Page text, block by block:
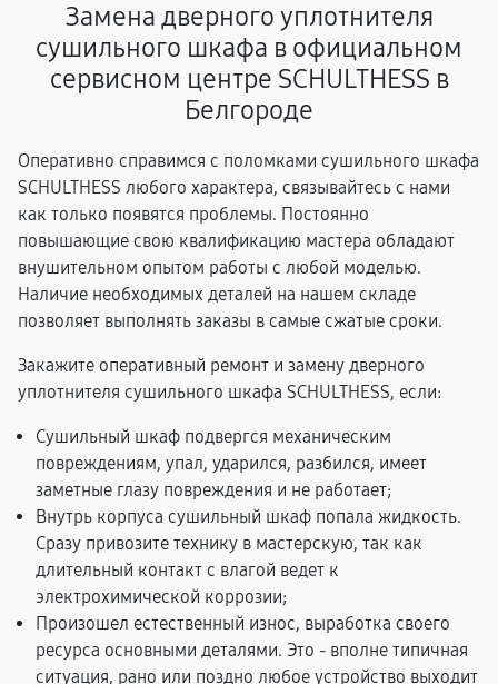
Замена дверного уплотнителя
сушильного шкафа в официальном
сервисном центре SCHULTHESS в
Белгороде
Оперативно справимся с поломками сушильного шкафа
SCHULTHESS любого характера, связывайтесь с нами
как только появятся проблемы. Постоянно
повышающие свою квалификацию мастера обладают
внушительном опытом работы с любой моделью.
Наличие необходимых деталей на нашем складе
позволяет выполнять заказы в самые сжатые сроки.
Закажите оперативный ремонт и замену дверного
уплотнителя сушильного шкафа SCHULTHESS, если:
Сушильный шкаф подвергся механическим
повреждениям, упал, ударился, разбился, имеет
заметные глазу повреждения и не работает;
Внутрь корпуса сушильный шкаф попала жидкость.
Сразу привозите технику в мастерскую, так как
длительный контакт с влагой ведет к
электрохимической коррозии;
Произошел естественный износ, выработка своего
ресурса основными деталями. Это - вполне типичная
ситуация, рано или поздно любое устройство выходит